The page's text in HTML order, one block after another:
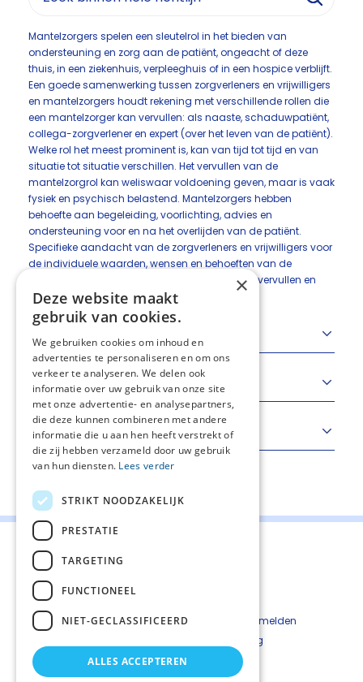
Mantelzorgers spelen een sleutelrol in het bieden van
ondersteuning en zorg aan de patiënt, ongeacht of deze
thuis, in een ziekenhuis, verpleeghuis of in een hospice verblijft.
Een goede samenwerking tussen zorgverleners en vrijwilligers
en mantelzorgers houdt rekening met verschillende rollen die
een mantelzorger kan vervullen: als naaste, schaduwpatiënt,
collega-zorgverlener en expert (over het leven van de patiënt).
Welke rol het meest prominent is, kan van tijd tot tijd en van
situatie tot situatie verschillen. Het vervullen van de
mantelzorgrol kan weliswaar voldoening geven, maar is vaak
fysiek en psychisch belastend. Mantelzorgers hebben
behoefte aan begeleiding, voorlichting, advies en
ondersteuning voor en na het overlijden van de patiënt.
Specifieke aandacht van de zorgverleners en vrijwilligers voor
de individuele waarden, wensen en behoeften van de
mantelzorger stelt deze in staat zijn rol beter te vervullen en
vermindert stress bij de mantelzorger.
Standaard en criteria
Richtlijnen
Meetinstrumenten
Deel deze pagina:
Contact
Kwetsbaarheid melden
Privacyverkaring
Disclaimer
×
Deze website maakt
gebruik van cookies.
We gebruiken cookies om inhoud en
advertenties te personaliseren en om ons
verkeer te analyseren. We delen ook
informatie over uw gebruik van onze site
met onze advertentie- en analysepartners,
die deze kunnen combineren met andere
informatie die u aan hen heeft verstrekt of
die zij hebben verzameld door uw gebruik
van hun diensten. Lees verder
STRIKT NOODZAKELIJK
PRESTATIE
TARGETING
FUNCTIONEEL
NIET-GECLASSIFICEERD
ALLES ACCEPTEREN